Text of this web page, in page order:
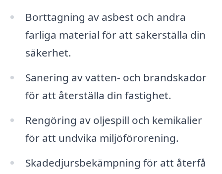
Borttagning av asbest och andra
farliga material för att säkerställa din
säkerhet.
Sanering av vatten- och brandskador
för att återställa din fastighet.
Rengöring av oljespill och kemikalier
för att undvika miljöförorening.
Skadedjursbekämpning för att återfå